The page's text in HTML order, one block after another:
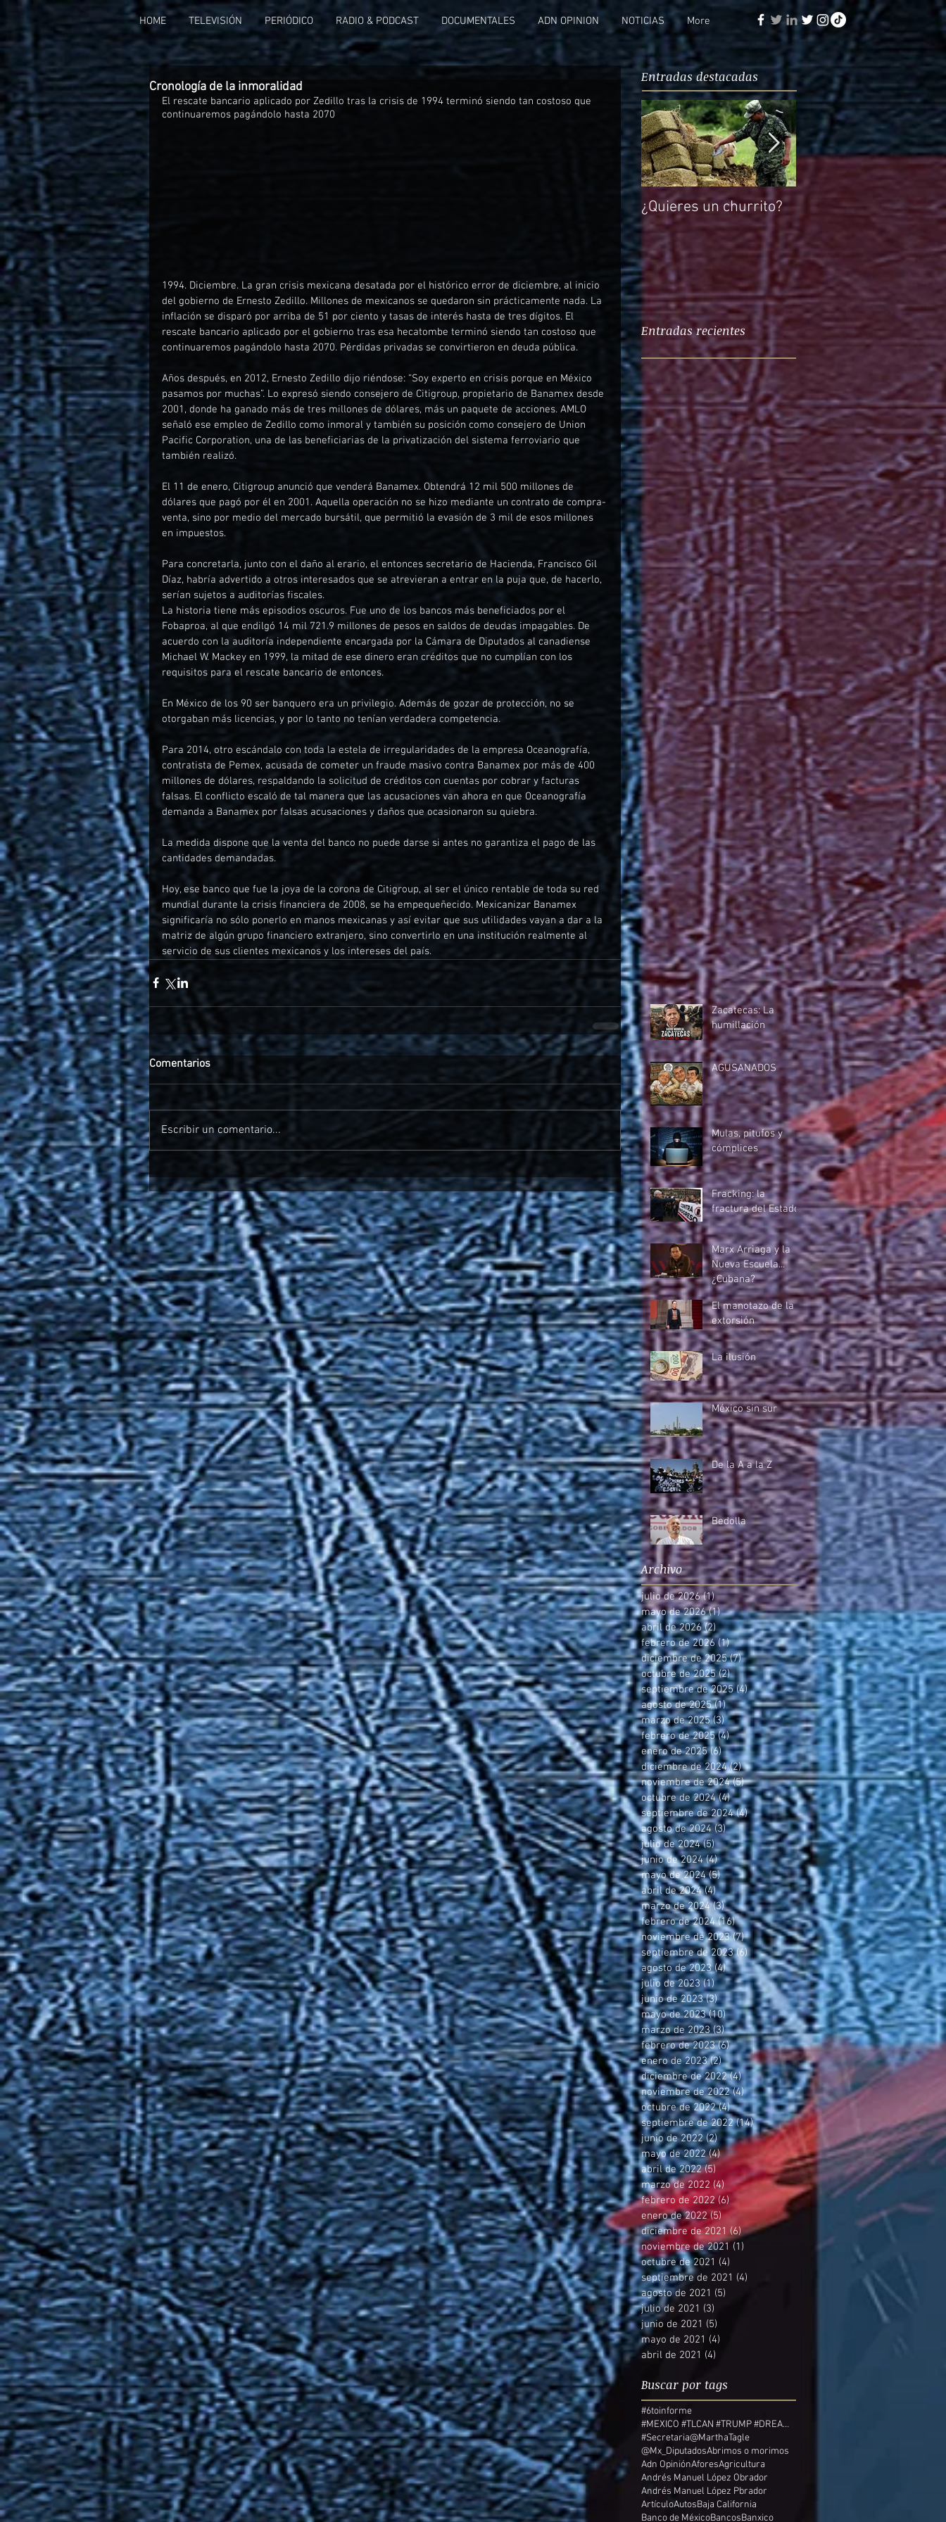
HOME TELEVISIÓN PERIÓDICO RADIO & PODCAST DOCUMENTALES ADN OPINION NOTICIAS More
Cronología de la inmoralidad
El rescate bancario aplicado por Zedillo tras la crisis de 1994 terminó siendo tan costoso que
continuaremos pagándolo hasta 2070
1994. Diciembre. La gran crisis mexicana desatada por el histórico error de diciembre, al inicio
del gobierno de Ernesto Zedillo. Millones de mexicanos se quedaron sin prácticamente nada. La
inflación se disparó por arriba de 51 por ciento y tasas de interés hasta de tres dígitos. El
rescate bancario aplicado por el gobierno tras esa hecatombe terminó siendo tan costoso que
continuaremos pagándolo hasta 2070. Pérdidas privadas se convirtieron en deuda pública.
Años después, en 2012, Ernesto Zedillo dijo riéndose: “Soy experto en crisis porque en México
pasamos por muchas”. Lo expresó siendo consejero de Citigroup, propietario de Banamex desde
2001, donde ha ganado más de tres millones de dólares, más un paquete de acciones. AMLO
señaló ese empleo de Zedillo como inmoral y también su posición como consejero de Union
Pacific Corporation, una de las beneficiarias de la privatización del sistema ferroviario que
también realizó.
El 11 de enero, Citigroup anunció que venderá Banamex. Obtendrá 12 mil 500 millones de
dólares que pagó por él en 2001. Aquella operación no se hizo mediante un contrato de compra-
venta, sino por medio del mercado bursátil, que permitió la evasión de 3 mil de esos millones
en impuestos.
Para concretarla, junto con el daño al erario, el entonces secretario de Hacienda, Francisco Gil
Díaz, habría advertido a otros interesados que se atrevieran a entrar en la puja que, de hacerlo,
serían sujetos a auditorías fiscales.
La historia tiene más episodios oscuros. Fue uno de los bancos más beneficiados por el
Fobaproa, al que endilgó 14 mil 721.9 millones de pesos en saldos de deudas impagables. De
acuerdo con la auditoría independiente encargada por la Cámara de Diputados al canadiense
Michael W. Mackey en 1999, la mitad de ese dinero eran créditos que no cumplían con los
requisitos para el rescate bancario de entonces.
En México de los 90 ser banquero era un privilegio. Además de gozar de protección, no se
otorgaban más licencias, y por lo tanto no tenían verdadera competencia.
Para 2014, otro escándalo con toda la estela de irregularidades de la empresa Oceanografía,
contratista de Pemex, acusada de cometer un fraude masivo contra Banamex por más de 400
millones de dólares, respaldando la solicitud de créditos con cuentas por cobrar y facturas
falsas. El conflicto escaló de tal manera que las acusaciones van ahora en que Oceanografía
demanda a Banamex por falsas acusaciones y daños que ocasionaron su quiebra.
La medida dispone que la venta del banco no puede darse si antes no garantiza el pago de las
cantidades demandadas.
Hoy, ese banco que fue la joya de la corona de Citigroup, al ser el único rentable de toda su red
mundial durante la crisis financiera de 2008, se ha empequeñecido. Mexicanizar Banamex
significaría no sólo ponerlo en manos mexicanas y así evitar que sus utilidades vayan a dar a la
matriz de algún grupo financiero extranjero, sino convertirlo en una institución realmente al
servicio de sus clientes mexicanos y los intereses del país.
Comentarios
Escribir un comentario...
Entradas destacadas
¿Quieres un churrito? El reto de Rocío
Entradas recientes
Zacatecas: La
humillación
AGUSANADOS
Mulas, pitufos y
cómplices
Fracking: la
fractura del Estado
Marx Arriaga y la
Nueva Escuela...
¿Cubana?
El manotazo de la
extorsión
La ilusión
México sin sur
De la A a la Z
Bedolla
Archivo
julio de 2026 (1)1 entrada
mayo de 2026 (1)1 entrada
abril de 2026 (2) 2 entradas
febrero de 2026 (1)1 entrada
diciembre de 2025 (7)7 entradas
octubre de 2025 (2)2 entradas
septiembre de 2025 (4)4 entradas
agosto de 2025 (1)1 entrada
marzo de 2025 (3)3 entradas
febrero de 2025 (4)4 entradas
enero de 2025 (6)6 entradas
diciembre de 2024 (2)2 entradas
noviembre de 2024 (5)5 entradas
octubre de 2024 (4)4 entradas
septiembre de 2024 (4)4 entradas
agosto de 2024 (3)3 entradas
julio de 2024 (5)5 entradas
junio de 2024 (4)4 entradas
mayo de 2024 (5)5 entradas
abril de 2024 (4)4 entradas
marzo de 2024 (3)3 entradas
febrero de 2024 (16)16 entradas
noviembre de 2023 (7)7 entradas
septiembre de 2023 (6)6 entradas
agosto de 2023 (4)4 entradas
julio de 2023 (1)1 entrada
junio de 2023 (3)3 entradas
mayo de 2023 (10)10 entradas
marzo de 2023 (3)3 entradas
febrero de 2023 (6)6 entradas
enero de 2023 (2)2 entradas
diciembre de 2022 (4)4 entradas
noviembre de 2022 (4)4 entradas
octubre de 2022 (4)4 entradas
septiembre de 2022 (14)14 entradas
junio de 2022 (2)2 entradas
mayo de 2022 (4)4 entradas
abril de 2022 (5)5 entradas
marzo de 2022 (4)4 entradas
febrero de 2022 (6) 6 entradas
enero de 2022 (5)5 entradas
diciembre de 2021 (6)6 entradas
noviembre de 2021 (1)
octubre de 2021 (4)
septiembre de 2021 (4)
agosto de 2021 (5)
julio de 2021 (3)
junio de 2021 (5)
mayo de 2021 (4)
abril de 2021 (4)
Buscar por tags
#6toinforme
#MEXICO #TLCAN #TRUMP #DREAMERS
#Secretaria@MarthaTagle
@Mx_DiputadosAbrimos o morimos
Adn OpiniónAforesAgricultura
Andrés Manuel López Obrador
Andrés Manuel López Pbrador
ArtículoAutosBaja California
Banco de MéxicoBancosBanxico